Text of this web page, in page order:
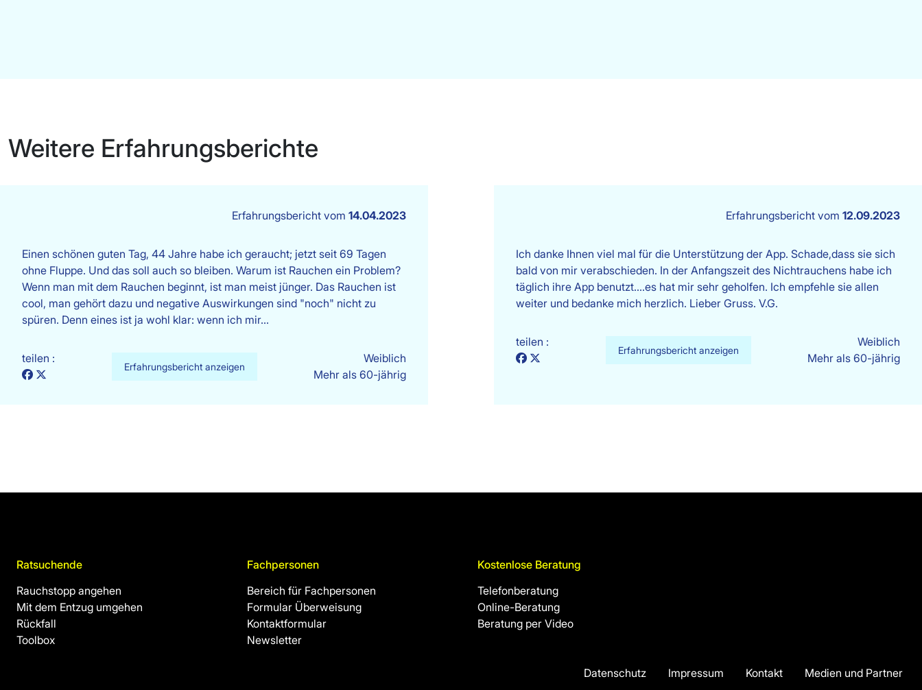
Weitere Erfahrungsberichte
Erfahrungsbericht vom 14.04.2023
Einen schönen guten Tag, 44 Jahre habe ich geraucht; jetzt seit 69 Tagen
ohne Fluppe. Und das soll auch so bleiben. Warum ist Rauchen ein Problem?
Wenn man mit dem Rauchen beginnt, ist man meist jünger. Das Rauchen ist
cool, man gehört dazu und negative Auswirkungen sind "noch" nicht zu
spüren. Denn eines ist ja wohl klar: wenn ich mir…
teilen :
Erfahrungsbericht anzeigen
Weiblich
Mehr als 60-jährig
Erfahrungsbericht vom 12.09.2023
Ich danke Ihnen viel mal für die Unterstützung der App. Schade,dass sie sich
bald von mir verabschieden. In der Anfangszeit des Nichtrauchens habe ich
täglich ihre App benutzt....es hat mir sehr geholfen. Ich empfehle sie allen
weiter und bedanke mich herzlich. Lieber Gruss. V.G.
teilen :
Erfahrungsbericht anzeigen
Weiblich
Mehr als 60-jährig
Ratsuchende
Rauchstopp angehen
Mit dem Entzug umgehen
Rückfall
Toolbox
Fachpersonen
Bereich für Fachpersonen
Formular Überweisung
Kontaktformular
Newsletter
Kostenlose Beratung
Telefonberatung
Online-Beratung
Beratung per Video
Datenschutz Impressum Kontakt Medien und Partner